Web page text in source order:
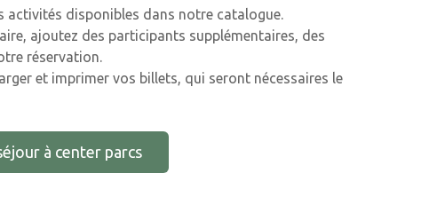
activités disponibles dans notre catalogue.
ajoutez des participants supplémentaires, des
réservation.
et imprimer vos billets, qui seront nécessaires le
à center parcs